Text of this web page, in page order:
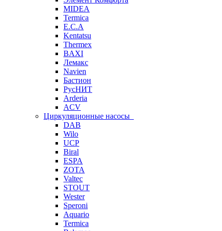
MIDEA
Termica
E.C.A
Kentatsu
Thermex
BAXI
Лемакс
Navien
Бастион
РусНИТ
Arderia
ACV
Циркуляционные насосы
DAB
Wilo
UCP
Biral
ESPA
ZOTA
Valtec
STOUT
Wester
Speroni
Aquario
Termica